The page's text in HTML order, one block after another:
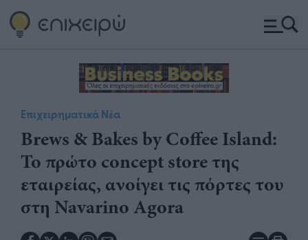
Επιχειρηματικά Νέα
Brews & Bakes by Coffee Island:
Το πρώτο concept store της
εταιρείας, ανοίγει τις πόρτες του
στη Navarino Agora